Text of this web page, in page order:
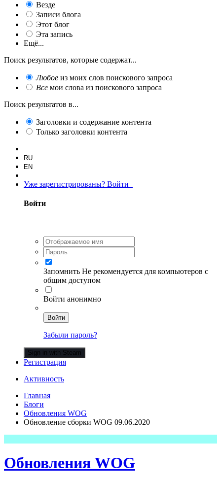
Везде
Записи блога
Этот блог
Эта запись
Ещё...
Поиск результатов, которые содержат...
Любое из моих слов поискового запроса
Все мои слова из поискового запроса
Поиск результатов в...
Заголовки и содержание контента
Только заголовки контента
RU
EN
Уже зарегистрированы? Войти
Войти
Запомнить Не рекомендуется для компьютеров с
общим доступом
Войти анонимно
Войти
Забыли пароль?
Sign in with Steam
Регистрация
Активность
Главная
Блоги
Обновления WOG
Обновление сборки WOG 09.06.2020
Обновления WOG